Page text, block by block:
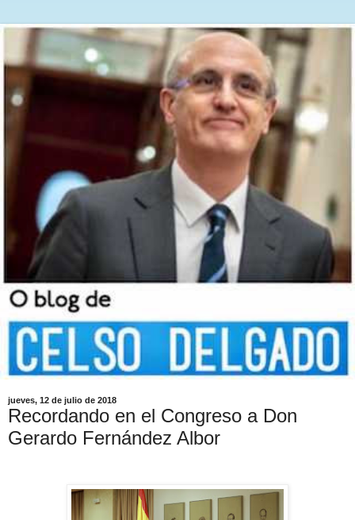
jueves, 12 de julio de 2018
Recordando en el Congreso a Don
Gerardo Fernández Albor